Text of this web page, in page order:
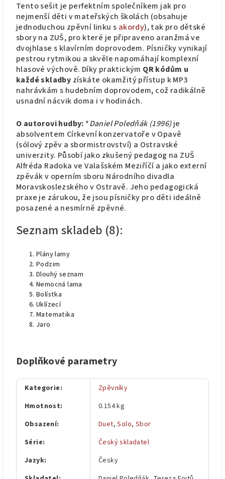
Tento sešit je perfektním společníkem jak pro
nejmenší děti v mateřských školách (obsahuje
jednoduchou zpěvní linku s akordy), tak pro dětské
sbory na ZUŠ, pro které je připraveno aranžmá ve
dvojhlase s klavírním doprovodem. Písničky vynikají
pestrou rytmikou a skvěle napomáhají komplexní
hlasové výchově. Díky praktickým QR kódům u
každé skladby získáte okamžitý přístup k MP3
nahrávkám s hudebním doprovodem, což radikálně
usnadní nácvik doma i v hodinách.
O autorovi hudby: *Daniel Poledňák (1996)je
absolventem Církevní konzervatoře v Opavě
(sólový zpěv a sbormistrovství) a Ostravské
univerzity. Působí jako zkušený pedagog na ZUŠ
Alfréda Radoka ve Valašském Meziříčí a jako externí
zpěvák v operním sboru Národního divadla
Moravskoslezského v Ostravě. Jeho pedagogická
praxe je zárukou, že jsou písničky pro děti ideálně
posazené a nesmírně zpěvné.
Seznam skladeb (8):
Plány lamy
Podzim
Dlouhý seznam
Nemocná lama
Bolístka
Uklízecí
Matematika
Jaro
Doplňkové parametry
Kategorie:
Zpěvníky
Hmotnost:
0.154 kg
Obsazení: Duet,Solo, Sbor
Série:
Český skladatel
Jazyk:
Česky